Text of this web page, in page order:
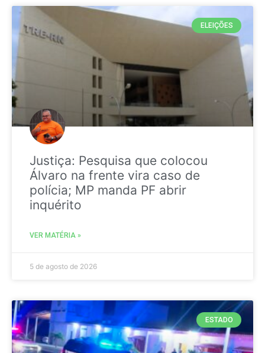
ELEIÇÕES
Justiça: Pesquisa que colocou
Álvaro na frente vira caso de
polícia; MP manda PF abrir
inquérito
VER MATÉRIA »
5 de agosto de 2026
ESTADO